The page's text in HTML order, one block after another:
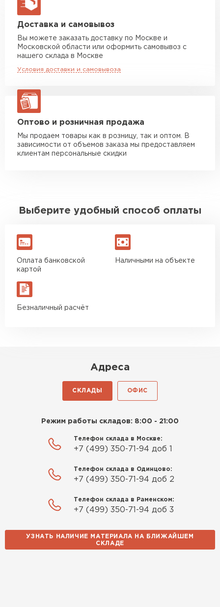
макс. длина груза 13,5 м
Манипулятор до 5 тн
Манипулятор до 10 тн
макс. длина груза 8 м
макс. длина груза 13,5 м
ЗАКАЗАТЬ С ДОСТАВКОЙ
Доставка и самовывоз
Вы можете заказать доставку по Москве и
Московской области или оформить самовывоз с
нашего склада в Москве
Условия доставки и самовывоза
Оптово и розничная продажа
Мы продаем товары как в розницу, так и оптом. В
зависимости от объемов заказа мы предоставляем
клиентам персональные скидки
Выберите удобный способ оплаты
Оплата банковской
картой
Наличными на объекте
Безналичный расчёт
Адреса
СКЛАДЫ ОФИС
Режим работы складов: 8:00 - 21:00
Телефон склада в Москве:
+7 (499) 350-71-94 доб 1
Телефон склада в Одинцово:
+7 (499) 350-71-94 доб 2
Телефон склада в Раменском:
+7 (499) 350-71-94 доб 3
УЗНАТЬ НАЛИЧИЕ МАТЕРИАЛА НА БЛИЖАЙШЕМ
СКЛАДЕ